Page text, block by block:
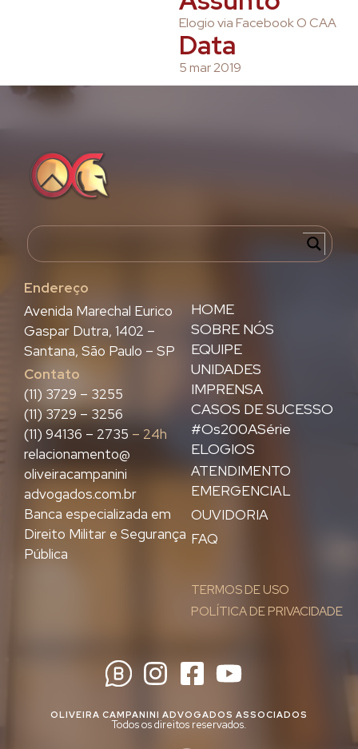
Elogio via Facebook O CAA
Data
5 mar 2019
Endereço
HOME
SOBRE NÓS
EQUIPE
UNIDADES
IMPRENSA
CASOS DE SUCESSO
#Os200ASérie
ELOGIOS
ATENDIMENTO
EMERGENCIAL
OUVIDORIA
FAQ
TERMOS DE USO
POLÍTICA DE PRIVACIDADE
Avenida Marechal Eurico
Gaspar Dutra, 1402 –
Santana, São Paulo – SP
Contato
(11) 3729 – 3255
(11) 3729 – 3256
(11) 94136 – 2735 – 24h
relacionamento@
oliveiracampanini
advogados.com.br
Banca especializada em
Direito Militar e Segurança
Pública
OLIVEIRA CAMPANINI ADVOGADOS ASSOCIADOS
Todos os direitos reservados.